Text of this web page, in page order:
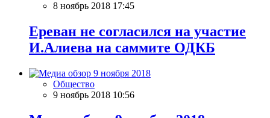
8 ноябрь 2018 17:45
Ереван не согласился на участие
И.Алиева на саммите ОДКБ
Общество
9 ноябрь 2018 10:56